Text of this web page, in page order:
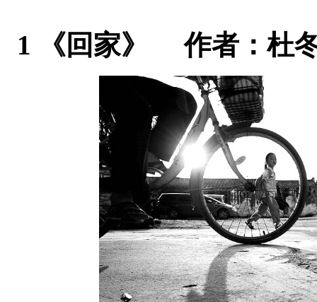
1 《回家》 作者：杜